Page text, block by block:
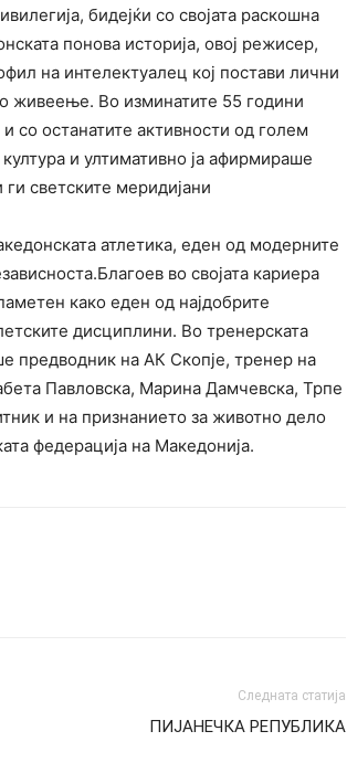
бидејќи со својата раскошна
понова историја, овој режисер,
на интелектуалец кој постави лични
живеење. Во изминатите 55 години
со останатите активности од голем
и ултимативно ја афирмираше
светските меридијани
атлетика, еден од модерните
во својата кариера
како еден од најдобрите
дисциплини. Во тренерската
предводник на АК Скопје, тренер на
Павловска, Марина Дамчевска, Трпе
и на признанието за животно дело
федерација на Македонија.
Следната статија
ПИЈАНЕЧКА РЕПУБЛИКА